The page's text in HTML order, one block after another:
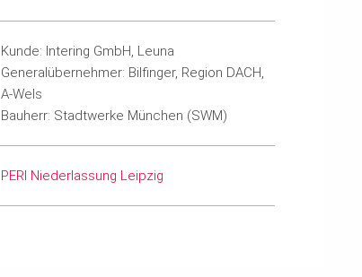
Kunde: Intering GmbH, Leuna
Generalübernehmer: Bilfinger, Region DACH,
A-Wels
Bauherr: Stadtwerke München (SWM)
PERI Niederlassung Leipzig